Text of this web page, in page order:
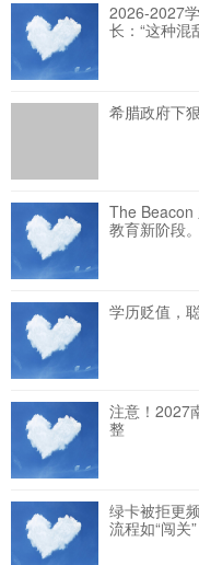
2026-2027
长：“这种混
希腊政府下
The Beacon
教育新阶段。
学历贬值，
注意！2027
整
绿卡被拒更
流程如“闯关”